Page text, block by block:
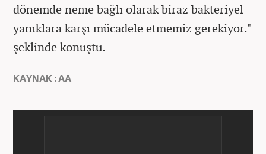
dönemde neme bağlı olarak biraz bakteriyel
yanıklara karşı mücadele etmemiz gerekiyor."
şeklinde konuştu.
KAYNAK : AA